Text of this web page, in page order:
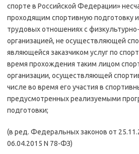
спорте в Российской Федерации»
проходящим спортивную подготовку
трудовых отношениях с
организацией, не осуществляющей
являющейся заказчиком услуг по
время прохождения таким лицом
организации, осуществляющей
числе во время его участия в
предусмотренных реализуемыми
подготовки;
(в ред. Федеральных законов от
06.04.2015 N 78-ФЗ)